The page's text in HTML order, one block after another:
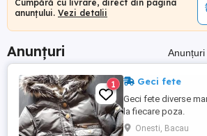
Cumpără cu livrare, direct din pagina
anunțului. Vezi detalii
Anunțuri
1 Geci fete
Geci fete diverse
la fiecare poza.
Onesti, Bacau